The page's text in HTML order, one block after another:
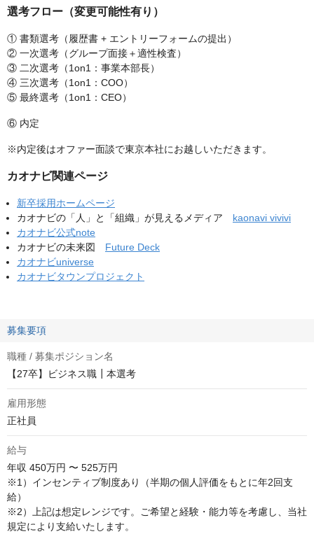
選考フロー（変更可能性有り）
① 書類選考（履歴書 + エントリーフォームの提出）
② 一次選考（グループ面接＋適性検査）
③ 二次選考（1on1：事業本部長）
④ 三次選考（1on1：COO）
⑤ 最終選考（1on1：CEO）
⑥ 内定
※内定後はオファー面談で東京本社にお越しいただきます。
カオナビ関連ページ
新卒採用ホームページ
カオナビの「人」と「組織」が見えるメディア kaonavi vivivi
カオナビ公式note
カオナビの未来図 Future Deck
カオナビuniverse
カオナビタウンプロジェクト
募集要項
職種 / 募集ポジション名
【27卒】ビジネス職┃本選考
雇用形態
正社員
給与
年収 450万円 〜 525万円
※1）インセンティブ制度あり（半期の個人評価をもとに年2回支
給）
※2）上記は想定レンジです。ご希望と経験・能力等を考慮し、当社
規定により支給いたします。